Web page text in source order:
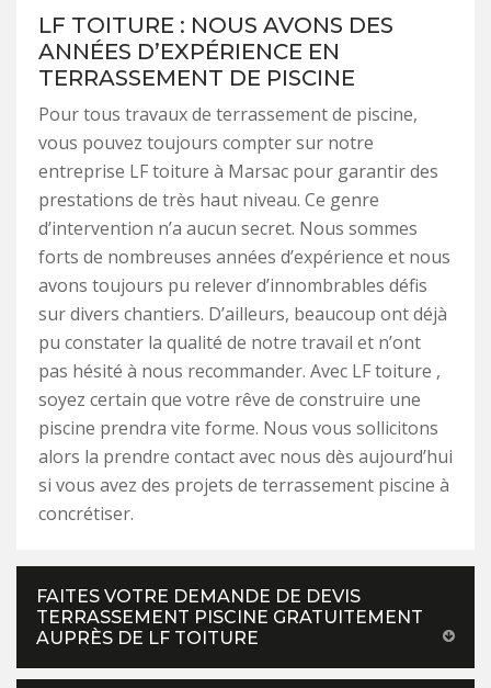
LF TOITURE : NOUS AVONS DES
ANNÉES D’EXPÉRIENCE EN
TERRASSEMENT DE PISCINE
Pour tous travaux de terrassement de piscine,
vous pouvez toujours compter sur notre
entreprise LF toiture à Marsac pour garantir des
prestations de très haut niveau. Ce genre
d’intervention n’a aucun secret. Nous sommes
forts de nombreuses années d’expérience et nous
avons toujours pu relever d’innombrables défis
sur divers chantiers. D’ailleurs, beaucoup ont déjà
pu constater la qualité de notre travail et n’ont
pas hésité à nous recommander. Avec LF toiture ,
soyez certain que votre rêve de construire une
piscine prendra vite forme. Nous vous sollicitons
alors la prendre contact avec nous dès aujourd’hui
si vous avez des projets de terrassement piscine à
concrétiser.
FAITES VOTRE DEMANDE DE DEVIS
TERRASSEMENT PISCINE GRATUITEMENT
AUPRÈS DE LF TOITURE